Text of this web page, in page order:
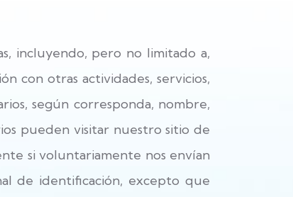
incluyendo, pero no limitado a,
con otras actividades, servicios,
según corresponda, nombre,
pueden visitar nuestro sitio de
si voluntariamente nos envían
de identificación, excepto que